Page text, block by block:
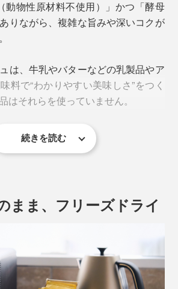
みると、サラサラの細かい粒とやや
でスプーンでかき混ぜると、たちま
わずかにツブツブ。
動物性原材料不使用）」かつ「酵母
りながら、複雑な旨みや深いコクが
は、牛乳やバターなどの乳製品やア
料で“わかりやすい美味しさ”をつく
はそれらを使っていません。
証を取得するためには、とうもろこ
物足りなさを感じさせず旨みとコク
どりついた調味料が「有機黒糖」
ダー」「旨みたっぷりの塩」。
続きを読む
まま、フリーズドライ